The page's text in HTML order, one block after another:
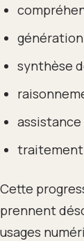
synthèse
assistance
Cette
prennent
usages